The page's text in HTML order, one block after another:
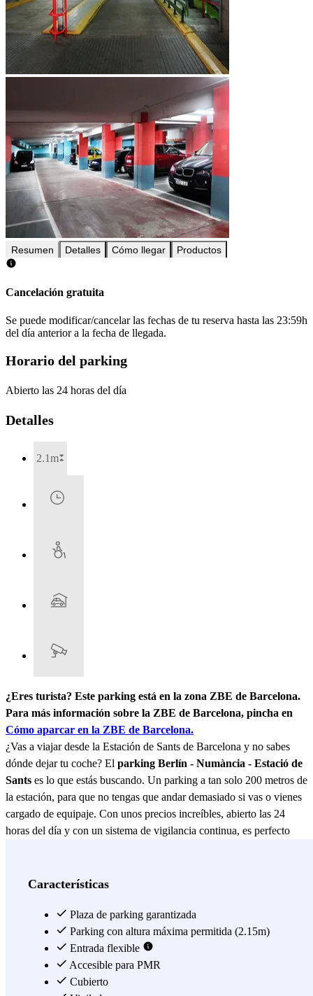
Resumen Detalles Cómo llegar Productos
Cancelación gratuita
Se puede modificar/cancelar las fechas de tu reserva hasta las 23:59h
del día anterior a la fecha de llegada.
Horario del parking
Abierto las 24 horas del día
Detalles
2.1m
¿Eres turista? Este parking está en la zona ZBE de Barcelona.
Para más información sobre la ZBE de Barcelona, pincha en
Cómo aparcar en la ZBE de Barcelona.
¿Vas a viajar desde la Estación de Sants de Barcelona y no sabes
dónde dejar tu coche? El parking Berlín - Numància - Estació de
Sants es lo que estás buscando. Un parking a tan solo 200 metros de
la estación, para que no tengas que andar demasiado si vas o vienes
cargado de equipaje. Con unos precios increíbles, abierto las 24
horas del día y con un sistema de vigilancia continua, es perfecto
viajar en tren o autobús, el
del centro de Barcelona, evitarás conducir por el centro de la ciudad,
pudiendo moverte por la ciudad en transporte público, dada su
cercanía con la parada de metro. La Plaça de la Concordia o los
Jardines de los Infantes, son dos puntos turísticos de los alrededores
del parking que pueden ser interesantes. Y también la Avinguda
Características
Plaza de parking garantizada
Parking con altura máxima permitida (2.15m)
Entrada flexible
Accesible para PMR
Cubierto